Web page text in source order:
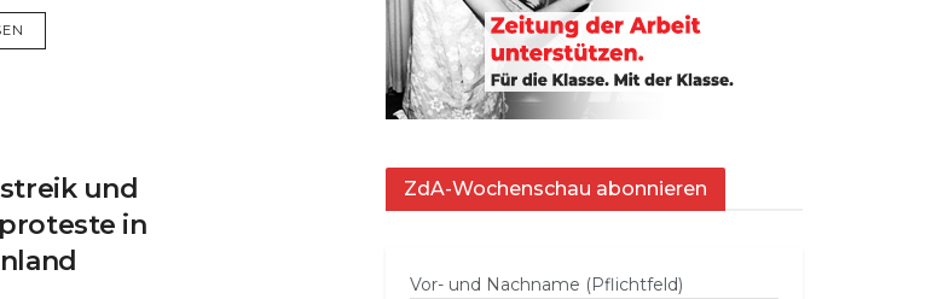
und
in
ZdA-Wochenschau abonnieren
Vor- und Nachname (Pflichtfeld)